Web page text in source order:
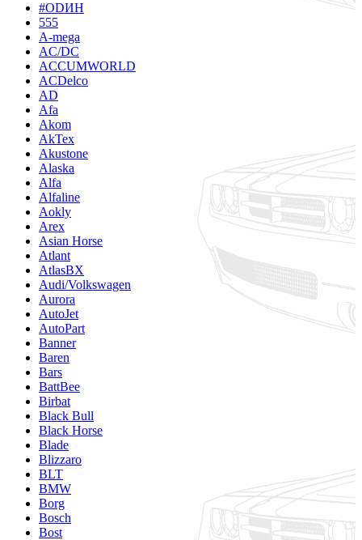
#ODИН
555
A-mega
AC/DC
ACCUMWORLD
ACDelco
AD
Afa
Akom
AkTex
Akustone
Alaska
Alfa
Alfaline
Aokly
Arex
Asian Horse
Atlant
AtlasBX
Audi/Volkswagen
Aurora
AutoJet
AutoPart
Banner
Baren
Bars
BattBee
Birbat
Black Bull
Black Horse
Blade
Blizzaro
BLT
BMW
Borg
Bosch
Bost